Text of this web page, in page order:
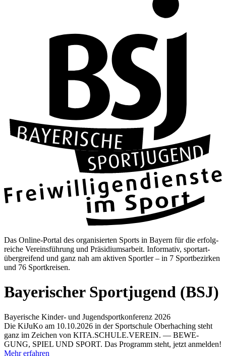
Das Online-Por­tal des orga­ni­sier­ten Sports in Bay­ern für die erfolg­
rei­che Ver­eins­füh­rung und Prä­si­di­ums­ar­beit. Infor­ma­tiv, sport­art­
über­grei­fend und ganz nah am akti­ven Sport­ler – in 7 Sport­be­zir­ken
und 76 Sport­krei­sen.
Baye­ri­scher Sport­ju­gend (BSJ)
Baye­ri­sche Kin­­­der- und Jugend­sport­kon­fe­renz 2026
Die KiJuKo am 10.10.2026 in der Sport­schule Ober­ha­ching steht
ganz im Zei­chen von KITA.SCHULE.VEREIN. — BEWE­
GUNG, SPIEL UND SPORT. Das Pro­gramm steht, jetzt anmel­den!
Mehr erfah­ren